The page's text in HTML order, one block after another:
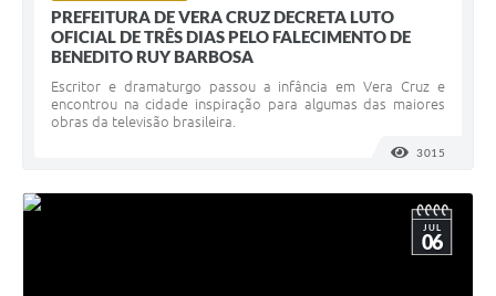
PREFEITURA DE VERA CRUZ DECRETA LUTO
OFICIAL DE TRÊS DIAS PELO FALECIMENTO DE
BENEDITO RUY BARBOSA
Escritor e dramaturgo passou a infância em Vera Cruz e
encontrou na cidade inspiração para algumas das maiores
obras da televisão brasileira.
3015
JUL
06